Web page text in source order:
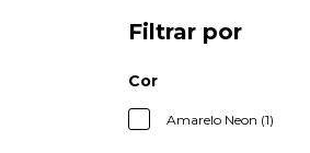
Filtrar por
Cor
Amarelo Neon (1)